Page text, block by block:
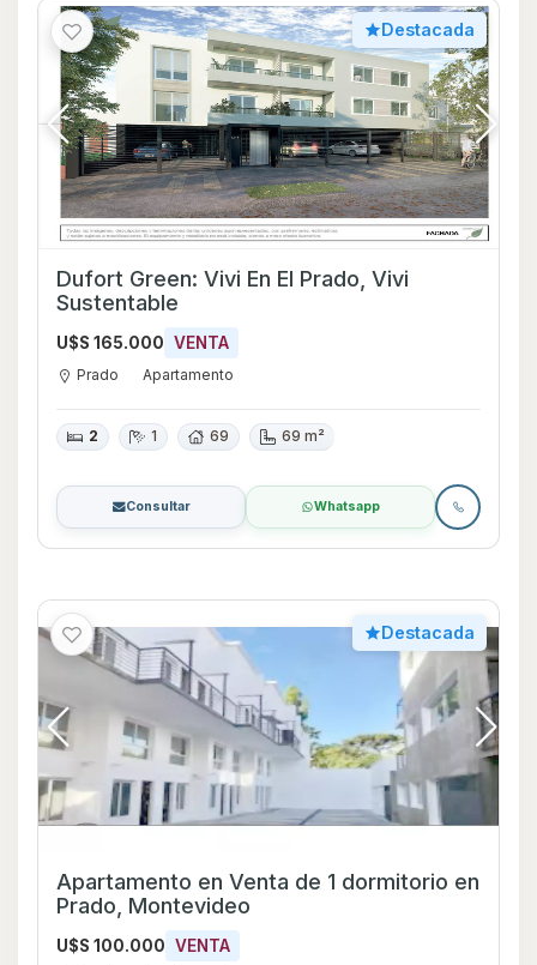
Destacada
Dufort Green: Vivi En El Prado, Vivi
Sustentable
U$S 165.000 VENTA
Prado Apartamento
2 1 69 69 m²
Consultar Whatsapp
Destacada
Apartamento en Venta de 1 dormitorio en
Prado, Montevideo
U$S 100.000 VENTA